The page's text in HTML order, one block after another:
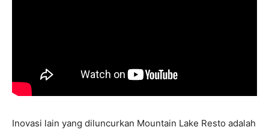
Inovasi lain yang diluncurkan Mountain Lake Resto adalah